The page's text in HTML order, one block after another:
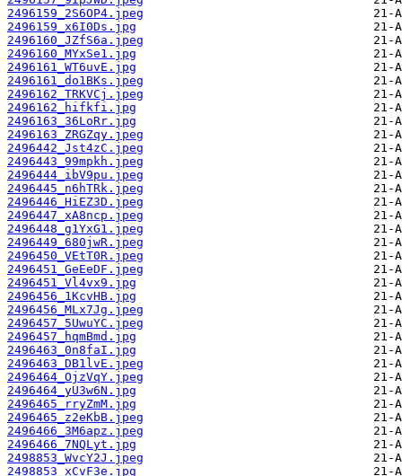
2496159_2S6OP4.jpeg
2496159_x6I0Ds.jpg
2496160_JZfS6a.jpeg
2496160_MYxSe1.jpg
2496161_WT6uvE.jpg
2496161_do1BKs.jpeg
2496162_TRKVCj.jpeg
2496162_hifkfi.jpg
2496163_36LoRr.jpg
2496163_ZRGZqy.jpeg
2496442_Jst4zC.jpeg
2496443_99mpkh.jpeg
2496444_ibV9pu.jpeg
2496445_n6hTRk.jpeg
2496446_HiEZ3D.jpeg
2496447_xA8ncp.jpeg
2496448_g1YxG1.jpeg
2496449_680jwR.jpeg
2496450_VEtT0R.jpeg
2496451_GeEeDF.jpeg
2496451_Vl4vx9.jpg
2496456_1KcvHB.jpg
2496456_MLx7Jg.jpeg
2496457_5UwuYC.jpeg
2496457_hqmBmd.jpg
2496463_0n8faI.jpg
2496463_DB1lvE.jpeg
2496464_OjzVqY.jpeg
2496464_yU3w6N.jpg
2496465_rryZmM.jpg
2496465_z2eKbB.jpeg
2496466_3M6apz.jpeg
2496466_7NQLyt.jpg
2498853_WvcY2J.jpeg
2498853_xCvF3e.jpg